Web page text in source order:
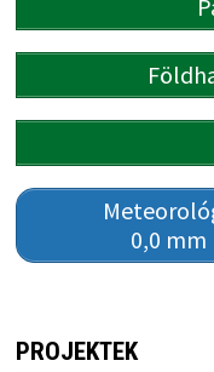
0,0
PROJEKTEK